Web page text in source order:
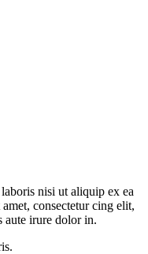
nisi ut aliquip ex ea
consectetur cing elit,
aute irure dolor in.